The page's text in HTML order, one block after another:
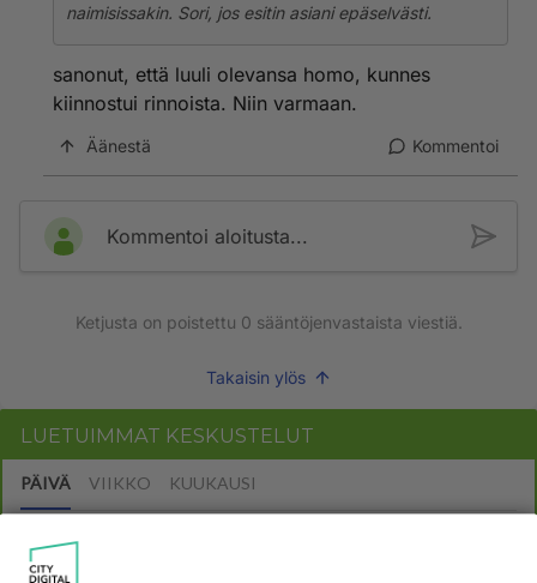
naimisissakin. Sori, jos esitin asiani epäselvästi.
sanonut, että luuli olevansa homo, kunnes
kiinnostui rinnoista. Niin varmaan.
Äänestä Kommentoi
Kommentoi aloitusta...
Ketjusta on poistettu 0 sääntöjenvastaista viestiä.
Takaisin ylös
LUETUIMMAT KESKUSTELUT
PÄIVÄ VIIKKO KUUKAUSI
Martinan bisneksillä ei mene hyvin